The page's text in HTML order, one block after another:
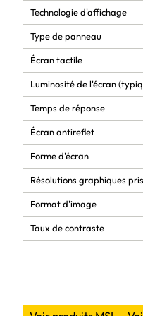
Technologie d'affichage
Type de panneau
Écran tactile
Luminosité de l'écran
Temps de réponse
Écran antireflet
Forme d'écran
Résolutions graphiques
Format d'image
Taux de contraste